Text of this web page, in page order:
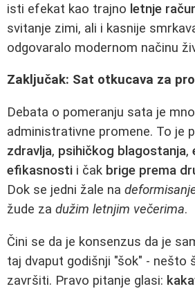
isti efekat kao trajno letnje
svitanje zimi, ali i kasnije
odgovaralo modernom načinu
Zaključak: Sat otkucava za
Debata o pomeranju sata je
administrativne promene. To je
zdravlja, psihičkog blagostanja,
efikasnosti i čak brige prema
Dok se jedni žale na
žude za dužim letnjim večerima.
Čini se da je konsenzus da je
taj dvaput godišnji "šok" - nešto
završiti. Pravo pitanje glasi: